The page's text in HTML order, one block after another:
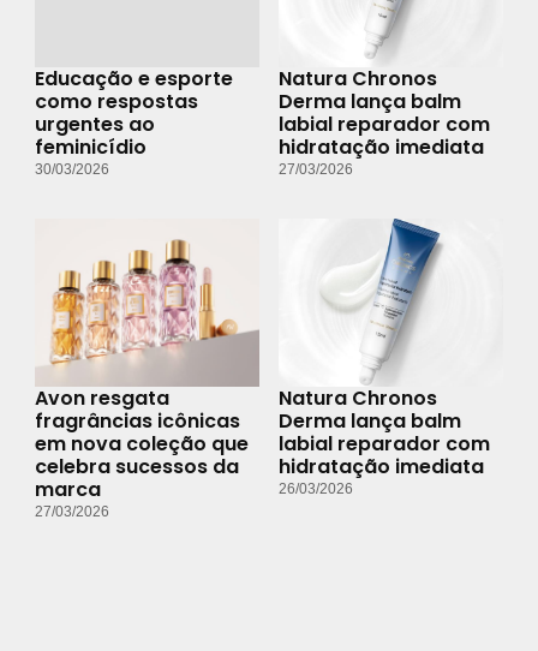
Educação e esporte
como respostas
urgentes ao
feminicídio
30/03/2026
Natura Chronos
Derma lança balm
labial reparador com
hidratação imediata
27/03/2026
Avon resgata
fragrâncias icônicas
em nova coleção que
celebra sucessos da
marca
27/03/2026
Natura Chronos
Derma lança balm
labial reparador com
hidratação imediata
26/03/2026